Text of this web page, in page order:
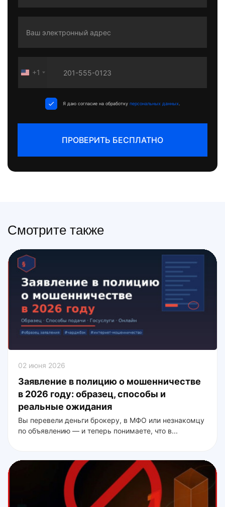
United
+1
Я даю согласие на обработку персональных данных.
ПРОВЕРИТЬ БЕСПЛАТНО
Смотрите также
02 июня 2026
Заявление в полицию о мошенничестве
в 2026 году: образец, способы и
реальные ожидания
Вы перевели деньги брокеру, в МФО или незнакомцу
по объявлению — и теперь понимаете, что в...